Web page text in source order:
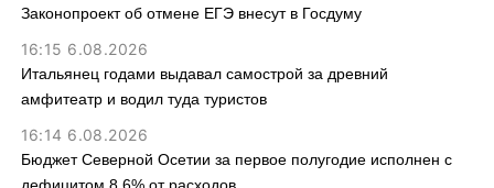
Законопроект об отмене ЕГЭ внесут в Госдуму
16:15 6.08.2026
Итальянец годами выдавал самострой за древний
амфитеатр и водил туда туристов
16:14 6.08.2026
Бюджет Северной Осетии за первое полугодие исполнен с